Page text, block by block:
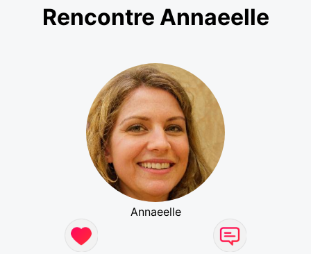
Rencontre Annaeelle
Annaeelle